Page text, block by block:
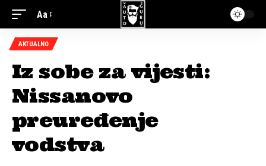
Aa
AKTUALNO
Iz sobe za vijesti:
Nissanovo
preuređenje
vodstva